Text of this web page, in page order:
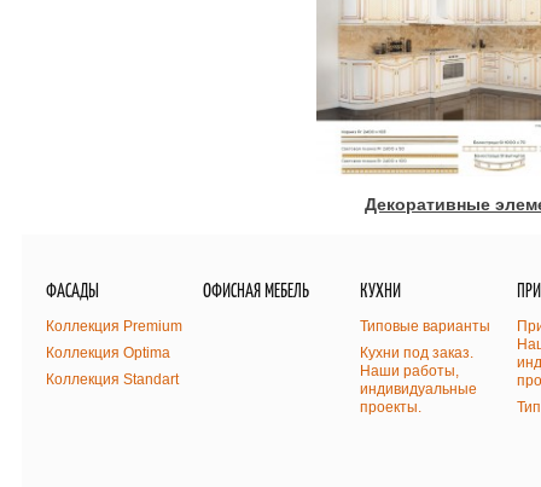
Декоративные
ФАСАДЫ
Коллекция Premium
Коллекция Optima
Коллекция Standart
ОФИСНАЯ МЕБЕЛЬ КУХНИ
Типовые варианты
Кухни под заказ.
Наши работы,
индивидуальные
проекты.